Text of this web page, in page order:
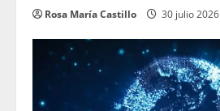
Rosa María Castillo 30 julio 2026